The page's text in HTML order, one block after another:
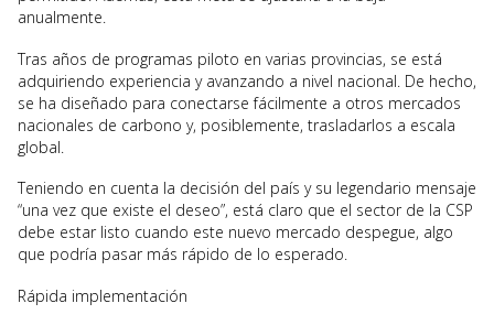
anualmente.
Tras años de programas piloto en varias provincias, se está
adquiriendo experiencia y avanzando a nivel nacional. De hecho,
se ha diseñado para conectarse fácilmente a otros mercados
nacionales de carbono y, posiblemente, trasladarlos a escala
global.
Teniendo en cuenta la decisión del país y su legendario mensaje
“una vez que existe el deseo”, está claro que el sector de la CSP
debe estar listo cuando este nuevo mercado despegue, algo
que podría pasar más rápido de lo esperado.
Rápida implementación